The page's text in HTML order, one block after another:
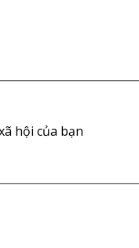
hội của bạn